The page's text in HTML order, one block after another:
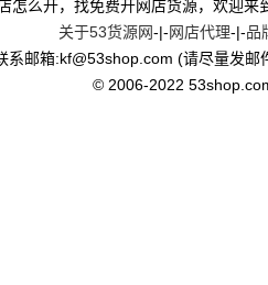
怎么开，找免费开网店货源，欢迎
关于53货源网-|-网店代理-|-品
系邮箱:kf@53shop.com (请尽量发
© 2006-2022